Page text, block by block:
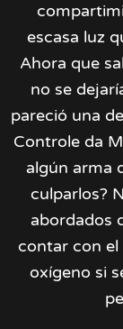
escasa luz
Ahora que
no se
pareció una
Controle da
algún arma
culparlos?
abordados
contar con el
oxígeno si